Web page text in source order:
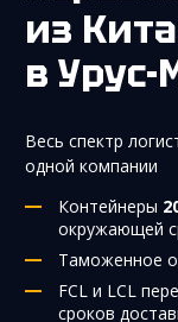
из
в Урус-
Весь спектр
одной компании
Контейнеры
окружающей
Таможенное
FCL и LCL
сроков